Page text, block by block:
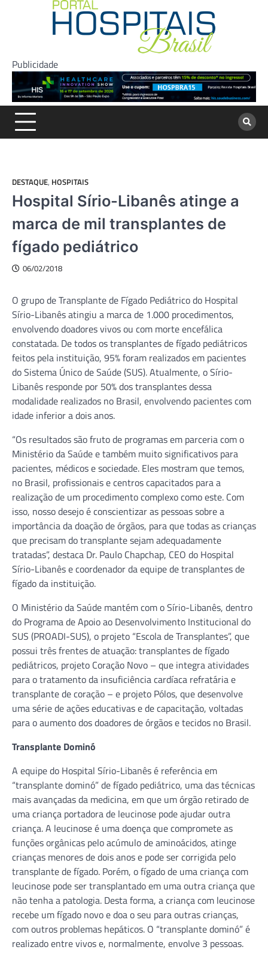
Publicidade
DESTAQUE, HOSPITAIS
Hospital Sírio-Libanês atinge a
marca de mil transplantes de
fígado pediátrico
06/02/2018
O grupo de Transplante de Fígado Pediátrico do Hospital
Sírio-Libanês atingiu a marca de 1.000 procedimentos,
envolvendo doadores vivos ou com morte encefálica
constatada. De todos os transplantes de fígado pediátricos
feitos pela instituição, 95% foram realizados em pacientes
do Sistema Único de Saúde (SUS). Atualmente, o Sírio-
Libanês responde por 50% dos transplantes dessa
modalidade realizados no Brasil, envolvendo pacientes com
idade inferior a dois anos.
“Os resultados são fruto de programas em parceria com o
Ministério da Saúde e também muito significativos para
pacientes, médicos e sociedade. Eles mostram que temos,
no Brasil, profissionais e centros capacitados para a
realização de um procedimento complexo como este. Com
isso, nosso desejo é conscientizar as pessoas sobre a
importância da doação de órgãos, para que todas as crianças
que precisam do transplante sejam adequadamente
tratadas”, destaca Dr. Paulo Chapchap, CEO do Hospital
Sírio-Libanês e coordenador da equipe de transplantes de
fígado da instituição.
O Ministério da Saúde mantém com o Sírio-Libanês, dentro
do Programa de Apoio ao Desenvolvimento Institucional do
SUS (PROADI-SUS), o projeto “Escola de Transplantes”, que
possui três frentes de atuação: transplantes de fígado
pediátricos, projeto Coração Novo – que integra atividades
para o tratamento da insuficiência cardíaca refratária e
transplante de coração – e projeto Pólos, que desenvolve
uma série de ações educativas e de capacitação, voltadas
para o aumento dos doadores de órgãos e tecidos no Brasil.
Transplante Dominó
A equipe do Hospital Sírio-Libanês é referência em
“transplante dominó” de fígado pediátrico, uma das técnicas
mais avançadas da medicina, em que um órgão retirado de
uma criança portadora de leucinose pode ajudar outra
criança. A leucinose é uma doença que compromete as
funções orgânicas pelo acúmulo de aminoácidos, atinge
crianças menores de dois anos e pode ser corrigida pelo
transplante de fígado. Porém, o fígado de uma criança com
leucinose pode ser transplantado em uma outra criança que
não tenha a patologia. Desta forma, a criança com leucinose
recebe um fígado novo e doa o seu para outras crianças,
com outros problemas hepáticos. O “transplante dominó” é
realizado entre vivos e, normalmente, envolve 3 pessoas.